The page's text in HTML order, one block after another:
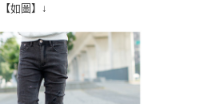
額後，即可完成結帳。
費通知簡訊。
點擊此簡訊中的連結，可透過四大超商／
付款，方視為交易完成。
立刻繳費，但若您需要取消訂單，請聯絡
上)免運費
上)免運費
如圖】↓